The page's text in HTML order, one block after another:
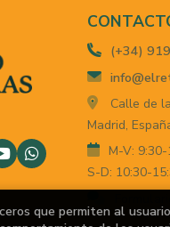
(+34)
Calle de
Madrid,
M-V:
S-D: 10:30-
que permiten al